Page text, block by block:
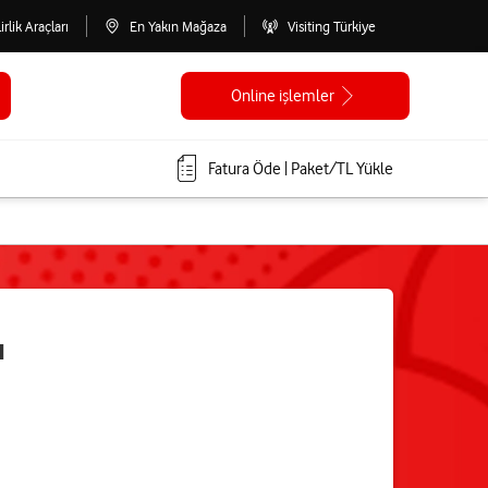
Araçları En Yakın Mağaza Visiting Türkiye
Online işlemler
Fatura Öde | Paket/TL Yükle